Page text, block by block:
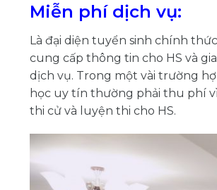
Miễn phí dịch vụ:
Là đại diện tuyển sinh chính
cung cấp thông tin cho HS và
dịch vụ. Trong một vài trường
học uy tín thường phải thu phí
thi cử và luyện thi cho HS.